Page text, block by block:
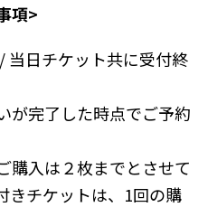
項>
当日チケット共に受付終
が完了した時点でご予約
購入は２枚までとさせて
きチケットは、1回の購